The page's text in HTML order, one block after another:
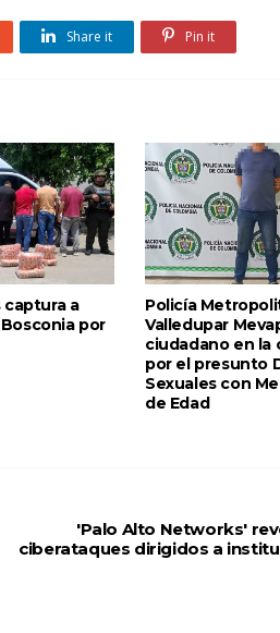
Share it Pin it
captura a
por
Policía
Valledupar
ciudadano en la
por el presunto
Sexuales con
de Edad
'Palo Alto Networks'
ciberataques dirigidos a